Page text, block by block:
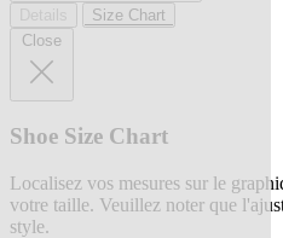
Size Chart
Close
Shoe Size Chart
Localisez vos mesures sur le
votre taille. Veuillez noter que
style.